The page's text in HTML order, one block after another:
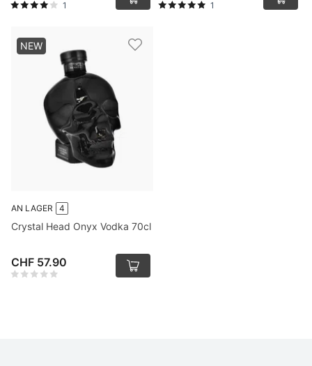
1 1
AN LAGER 4
Crystal Head Onyx Vodka 70cl
NEW
CHF 57.90